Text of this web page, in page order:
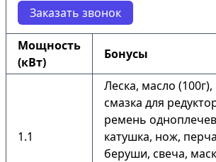
Заказать звонок
Мощность
(кВт)
Бонусы
1.1
Леска, масло (100г),
смазка для
ремень
катушка, нож,
беруши, свеча,